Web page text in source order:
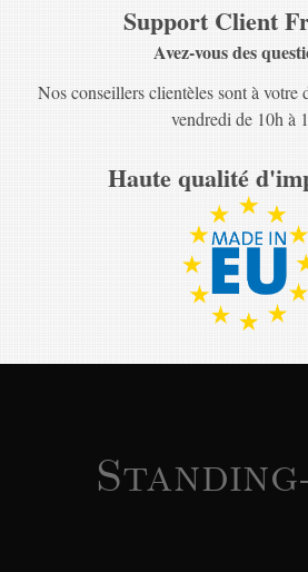
Support Client
Avez-vous des
Nos conseillers clientèles sont à
vendredi de 10h à
Haute qualité